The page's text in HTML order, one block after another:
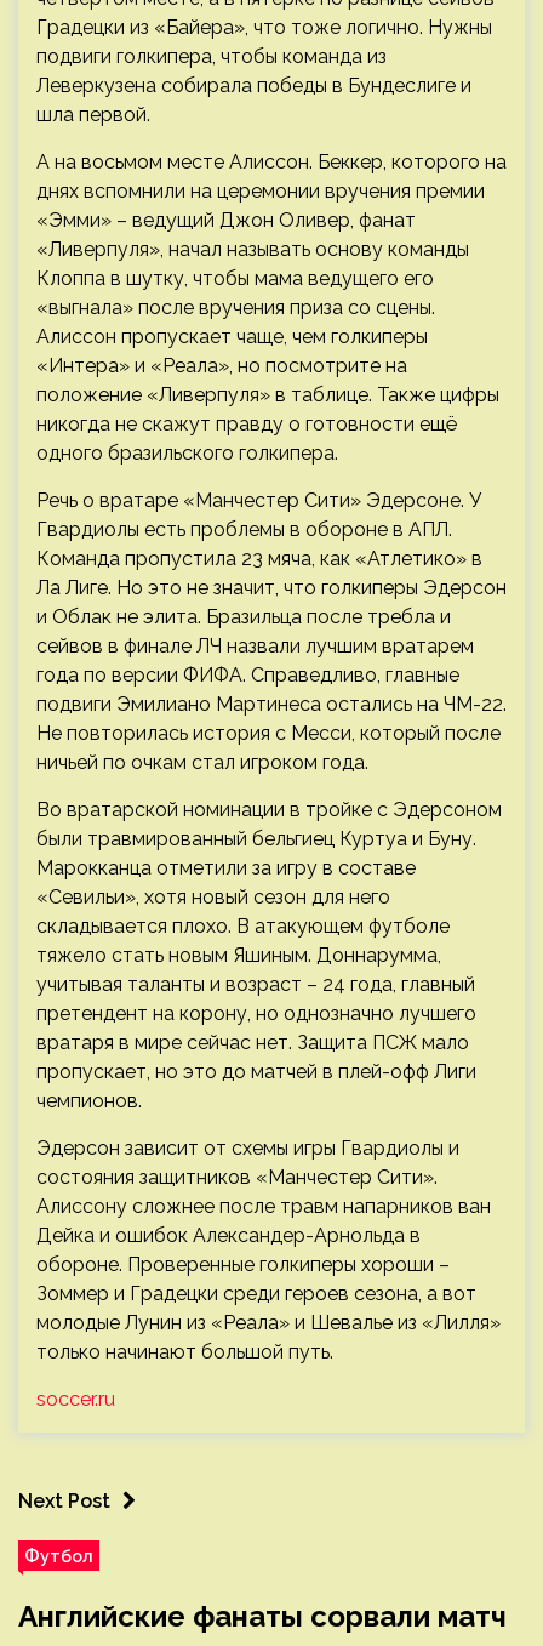
Градецки из «Байера», что тоже логично. Нужны
подвиги голкипера, чтобы команда из
Леверкузена собирала победы в Бундеслиге и
шла первой.
А на восьмом месте Алиссон. Беккер, которого на
днях вспомнили на церемонии вручения премии
«Эмми» – ведущий Джон Оливер, фанат
«Ливерпуля», начал называть основу команды
Клоппа в шутку, чтобы мама ведущего его
«выгнала» после вручения приза со сцены.
Алиссон пропускает чаще, чем голкиперы
«Интера» и «Реала», но посмотрите на
положение «Ливерпуля» в таблице. Также цифры
никогда не скажут правду о готовности ещё
одного бразильского голкипера.
Речь о вратаре «Манчестер Сити» Эдерсоне. У
Гвардиолы есть проблемы в обороне в АПЛ.
Команда пропустила 23 мяча, как «Атлетико» в
Ла Лиге. Но это не значит, что голкиперы Эдерсон
и Облак не элита. Бразильца после требла и
сейвов в финале ЛЧ назвали лучшим вратарем
года по версии ФИФА. Справедливо, главные
подвиги Эмилиано Мартинеса остались на ЧМ-22.
Не повторилась история с Месси, который после
ничьей по очкам стал игроком года.
Во вратарской номинации в тройке с Эдерсоном
были травмированный бельгиец Куртуа и Буну.
Марокканца отметили за игру в составе
«Севильи», хотя новый сезон для него
складывается плохо. В атакующем футболе
тяжело стать новым Яшиным. Доннарумма,
учитывая таланты и возраст – 24 года, главный
претендент на корону, но однозначно лучшего
вратаря в мире сейчас нет. Защита ПСЖ мало
пропускает, но это до матчей в плей-офф Лиги
чемпионов.
Эдерсон зависит от схемы игры Гвардиолы и
состояния защитников «Манчестер Сити».
Алиссону сложнее после травм напарников ван
Дейка и ошибок Александер-Арнольда в
обороне. Проверенные голкиперы хороши –
Зоммер и Градецки среди героев сезона, а вот
молодые Лунин из «Реала» и Шевалье из «Лилля»
только начинают большой путь.
soccer.ru
Next Post
Футбол
Английские фанаты сорвали матч